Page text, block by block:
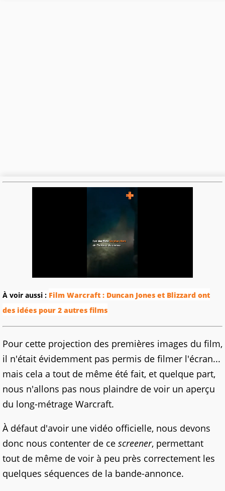
À voir aussi : Film Warcraft : Duncan Jones et Blizzard ont
des idées pour 2 autres films
Pour cette projection des premières images du film,
il n'était évidemment pas permis de filmer l'écran...
mais cela a tout de même été fait, et quelque part,
nous n'allons pas nous plaindre de voir un aperçu
du long-métrage Warcraft.
À défaut d'avoir une vidéo officielle, nous devons
donc nous contenter de ce screener, permettant
tout de même de voir à peu près correctement les
quelques séquences de la bande-annonce.